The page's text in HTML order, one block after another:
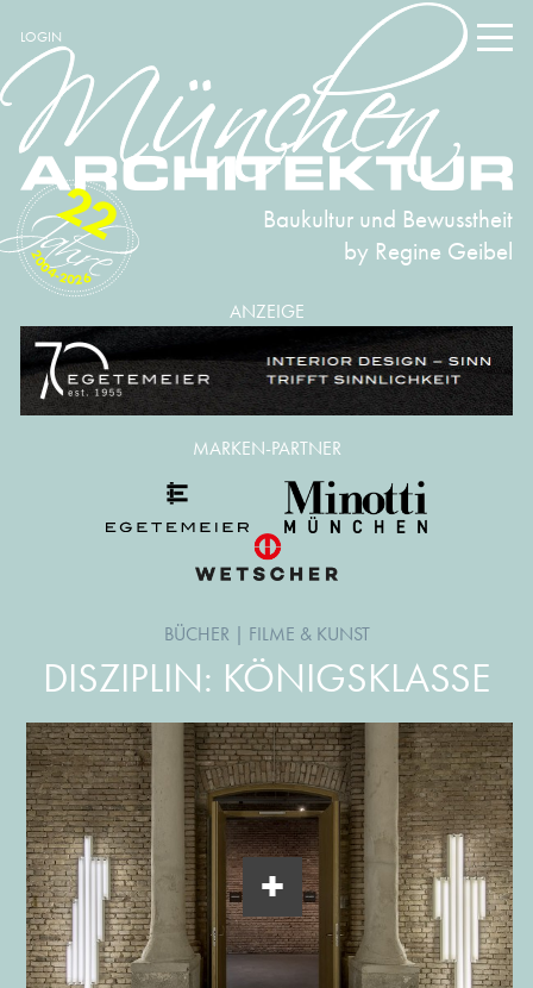
LOGIN
Baukultur und Bewusstheit
by Regine Geibel
2004-2026
22
ANZEIGE
BÜCHER | FILME & KUNST
DISZIPLIN: KÖNIGSKLASSE